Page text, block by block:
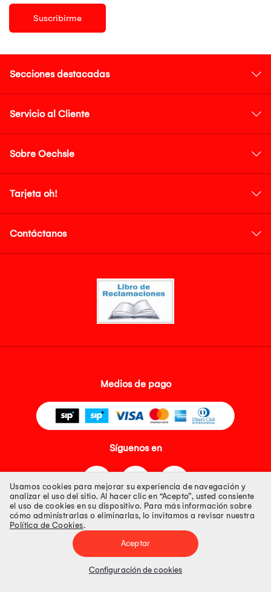
Suscribirme
Secciones destacadas
Servicio al Cliente
Sobre Oechsle
Tarjeta oh!
Contáctanos
Medios de pago
Síguenos en
Tienda 100% Segura
Tiendas Peruanas S.A. R.U.C. Nº 20493020618. Todos los derechos
Precios disponibles solo en www.oechsle.pe. Precios online publicados
Usamos cookies para mejorar su experiencia de navegación y
analizar el uso del sitio. Al hacer clic en “Acepto”, usted consiente
el uso de cookies en su dispositivo. Para más información sobre
cómo administrarlas o eliminarlas, lo invitamos a revisar nuestra
Política de Cookies.
Aceptar
Configuración de cookies